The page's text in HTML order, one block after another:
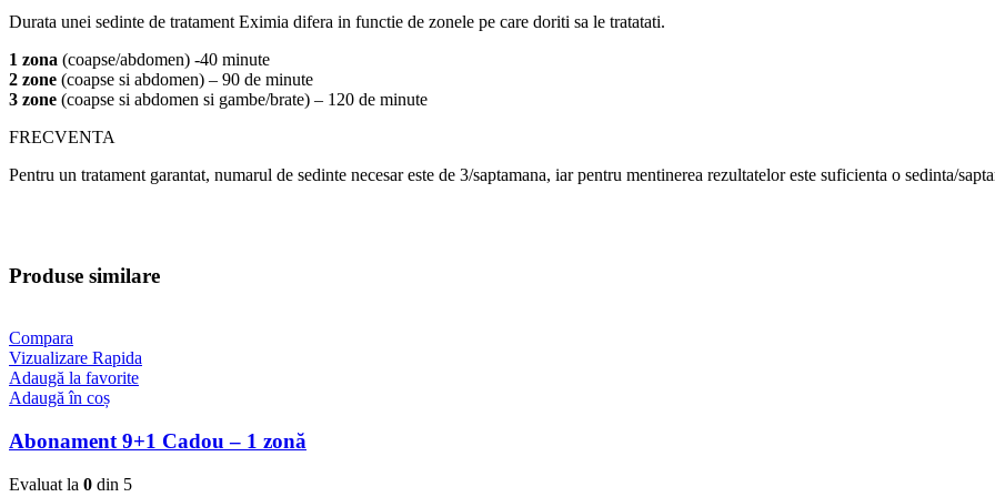
Durata unei sedinte de tratament Eximia difera in functie de zonele pe care doriti sa le tratatati.
1 zona (coapse/abdomen) -40 minute
2 zone (coapse si abdomen) – 90 de minute
3 zone (coapse si abdomen si gambe/brate) – 120 de minute
FRECVENTA
Pentru un tratament garantat, numarul de sedinte necesar este de 3/saptamana, iar pentru mentinerea rezultatelor este suficienta o sedinta/
Produse similare
Compara
Vizualizare Rapida
Adaugă la favorite
Adaugă în coș
Abonament 9+1 Cadou – 1 zonă
Evaluat la 0 din 5